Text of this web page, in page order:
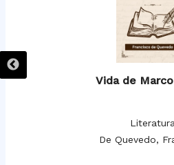
Vida de
Literatura
De Quevedo,